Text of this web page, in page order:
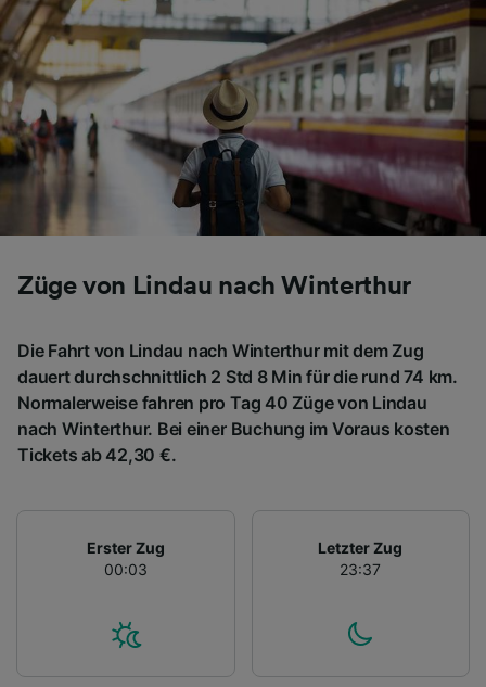
Züge von Lindau nach Winterthur
Die Fahrt von Lindau nach Winterthur mit dem Zug
dauert durchschnittlich 2 Std 8 Min für die rund 74 km.
Normalerweise fahren pro Tag 40 Züge von Lindau
nach Winterthur. Bei einer Buchung im Voraus kosten
Tickets ab 42,30 €.
Erster Zug
00:03
Letzter Zug
23:37